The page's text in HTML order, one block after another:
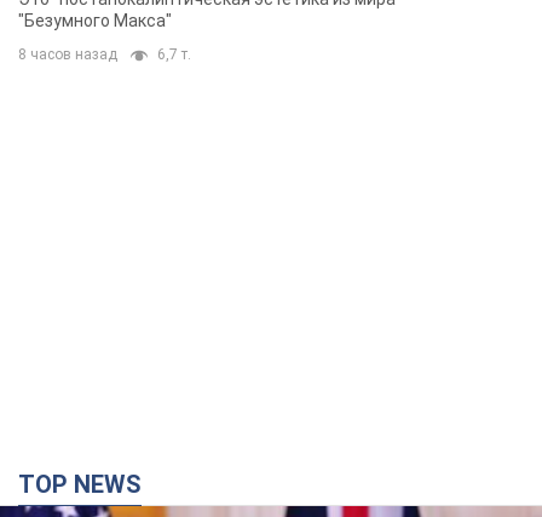
"Безумного Макса"
8 часов назад 6,7 т.
TOP NEWS